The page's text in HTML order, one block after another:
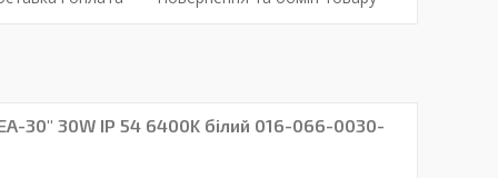
30" 30W IP 54 6400K білий 016-066-0030-